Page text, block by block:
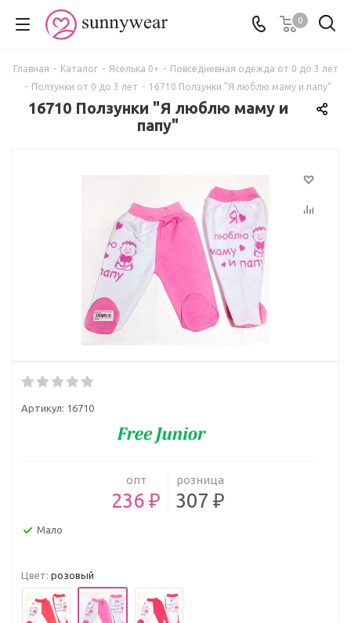
0
Главная - Каталог - Яселька 0+ - Повседневная одежда от 0 до 3 лет
- Ползунки от 0 до 3 лет - 16710 Ползунки "Я люблю маму и папу"
16710 Ползунки "Я люблю маму и
папу"
Артикул: 16710
опт
236 ₽
розница
307 ₽
Мало
Цвет: розовый